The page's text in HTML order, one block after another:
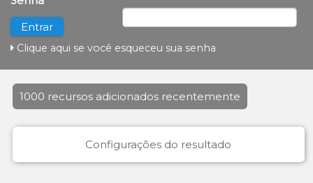
Clique aqui se você esqueceu sua senha
1000 recursos adicionados recentemente
Configurações do resultado